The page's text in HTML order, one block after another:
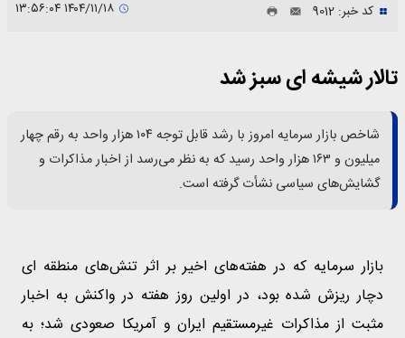
کد خبر: 9012
تالار شیشه ای سبز شد
شاخص بازار سرمایه امروز با رشد قابل توجه ۱۰۴ هزار واحد به رقم چهار
میلیون و ۱۶۳ هزار واحد رسید که به نظر می‌رسد از اخبار مذاکرات و
گشایش‌های سیاسی نشأت گرفته است.
بازار سرمایه که در هفته‌های اخیر بر اثر تنش‌های منطقه ای
دچار ریزش شده بود، در اولین روز هفته در واکنش به اخبار
مثبت از مذاکرات غیرمستقیم ایران و آمریکا صعودی شد؛ به